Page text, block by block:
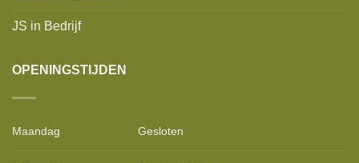
JS in Bedrijf
OPENINGSTIJDEN
Maandag Gesloten